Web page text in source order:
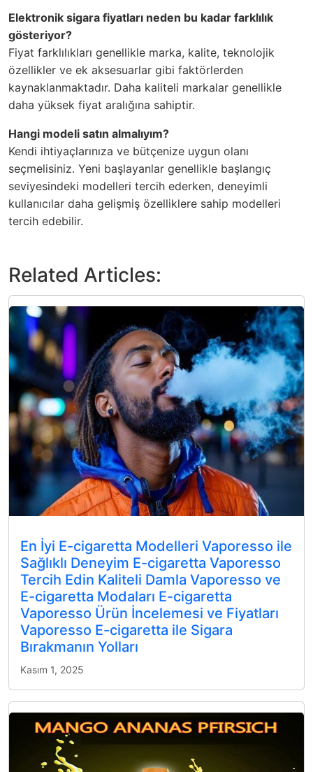
Elektronik sigara fiyatları neden bu kadar farklılık
gösteriyor?
Fiyat farklılıkları genellikle marka, kalite, teknolojik
özellikler ve ek aksesuarlar gibi faktörlerden
kaynaklanmaktadır. Daha kaliteli markalar genellikle
daha yüksek fiyat aralığına sahiptir.
Hangi modeli satın almalıyım?
Kendi ihtiyaçlarınıza ve bütçenize uygun olanı
seçmelisiniz. Yeni başlayanlar genellikle başlangıç
seviyesindeki modelleri tercih ederken, deneyimli
kullanıcılar daha gelişmiş özelliklere sahip modelleri
tercih edebilir.
Related Articles:
En İyi E-cigaretta Modelleri Vaporesso ile
Sağlıklı Deneyim E-cigaretta Vaporesso
Tercih Edin Kaliteli Damla Vaporesso ve
E-cigaretta Modaları E-cigaretta
Vaporesso Ürün İncelemesi ve Fiyatları
Vaporesso E-cigaretta ile Sigara
Bırakmanın Yolları
Kasım 1, 2025